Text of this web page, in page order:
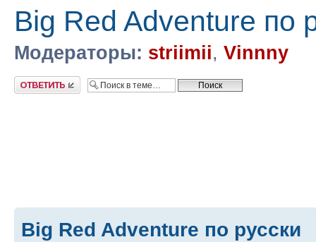
Big Red Adventure по
Модераторы: striimii, Vinnny
Ответить
Big Red Adventure по русски